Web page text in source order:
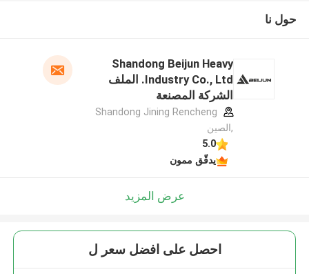
حول نا
Shandong Beijun Heavy
Industry Co., Ltd. الملف
الشركة المصنعة
Shandong Jining Rencheng
,الصين
5.0
يدقّق ممون
عرض المزيد
احصل على افضل سعر ل